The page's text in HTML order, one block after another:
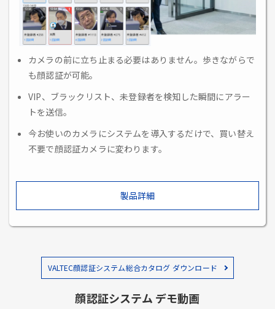
カメラの前に立ち止まる必要はありません。歩きながらで
も顔認証が可能。
VIP、ブラックリスト、未登録者を検知した瞬間にアラー
トを送信。
今お使いのカメラにシステムを導入するだけで、買い替え
不要で顔認証カメラに変わります。
製品詳細
VALTEC顔認証システム総合カタログ ダウンロード
顔認証システム デモ動画